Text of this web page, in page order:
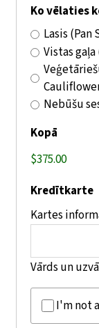
Ko vēlaties
Lasis (Pan
Vistas
Nebūšu
Kopā
Kredītkarte
Kartes
Vārds un
I'm not